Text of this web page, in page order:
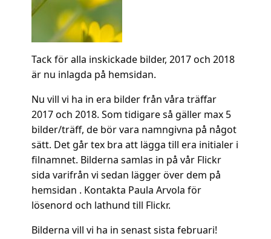
Tack för alla inskickade bilder, 2017 och 2018
är nu inlagda på hemsidan.
Nu vill vi ha in era bilder från våra träffar
2017 och 2018. Som tidigare så gäller max 5
bilder/träff, de bör vara namngivna på något
sätt. Det går tex bra att lägga till era initialer i
filnamnet. Bilderna samlas in på vår Flickr
sida varifrån vi sedan lägger över dem på
hemsidan . Kontakta Paula Arvola för
lösenord och lathund till Flickr.
Bilderna vill vi ha in senast sista februari!